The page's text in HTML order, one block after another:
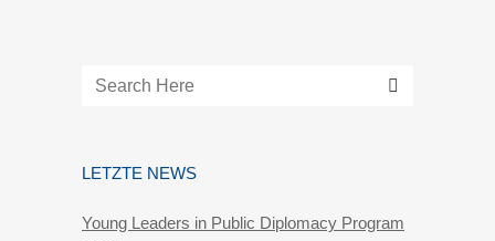
LETZTE NEWS
Young Leaders in Public Diplomacy Program